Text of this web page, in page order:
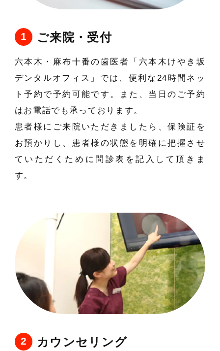
ご来院・受付
六本木・麻布十番の歯医者「六本木けやき坂
デンタルオフィス」では、便利な24時間ネッ
ト予約で予約可能です。また、当日のご予約
はお電話でも承っております。
患者様にご来院いただきましたら、保険証を
お預かりし、患者様の状態を明確に把握させ
ていただくために問診表を記入して頂きま
す。
カウンセリング